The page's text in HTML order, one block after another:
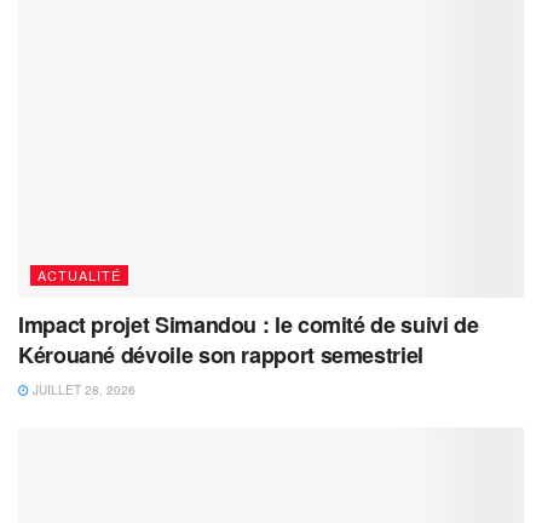
ACTUALITÉ
Impact projet Simandou : le comité de suivi de
Kérouané dévoile son rapport semestriel
JUILLET 28, 2026